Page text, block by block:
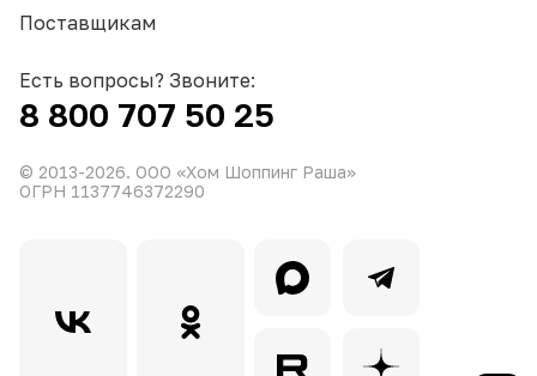
Поставщикам
Есть вопросы? Звоните:
8 800 707 50 25
© 2013-2026. ООО «Хом Шоппинг Раша»
ОГРН 1137746372290